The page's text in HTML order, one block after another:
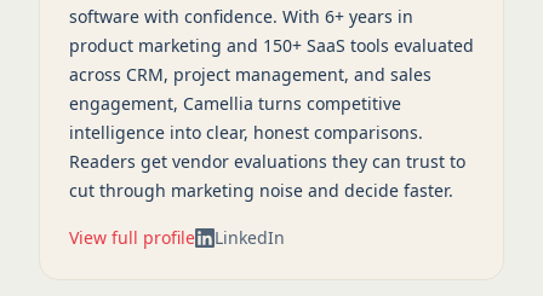
software with confidence. With 6+ years in
product marketing and 150+ SaaS tools evaluated
across CRM, project management, and sales
engagement, Camellia turns competitive
intelligence into clear, honest comparisons.
Readers get vendor evaluations they can trust to
cut through marketing noise and decide faster.
View full profile LinkedIn